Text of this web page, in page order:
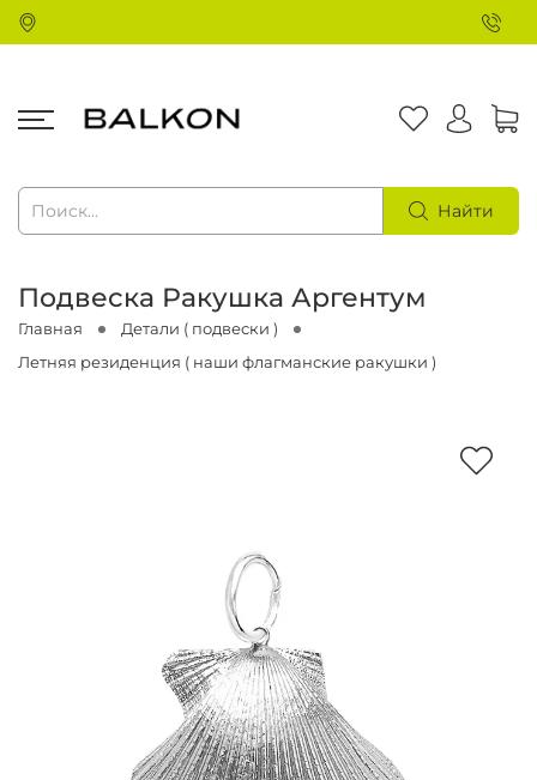
Найти
Подвеска Ракушка Аргентум
Главная
Детали ( подвески )
Летняя резиденция ( наши флагманские ракушки )